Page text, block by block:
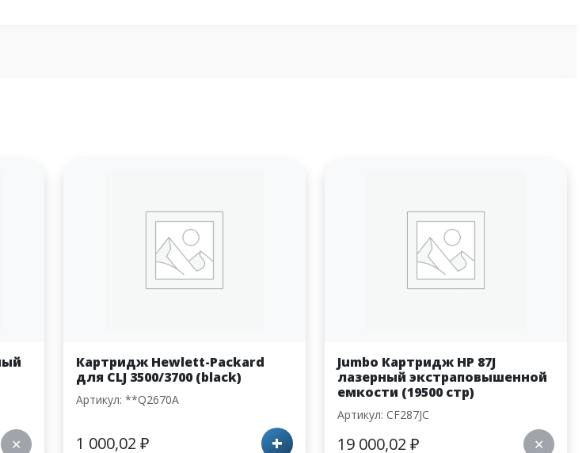
✕
Картридж Hewlett-Packard
для CLJ 3500/3700 (black)
Артикул: **Q2670A
1 000,02 ₽ +
Jumbo Картридж HP 87J
лазерный экстраповышенной
емкости (19500 стр)
Артикул: CF287JC
19 000,02 ₽ ✕